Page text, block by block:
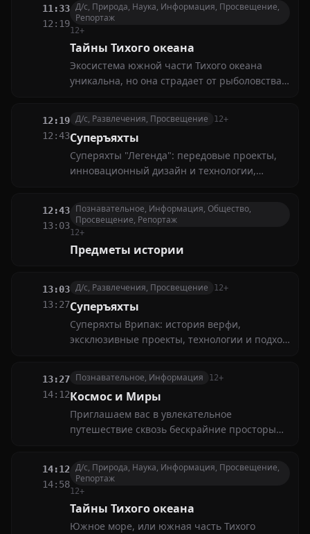
Тысячелетнем царстве
11:33
12:19
Д/с, Природа, Наука, Информация, Просвещение,
Репортаж
12+
Тайны Тихого океана
Экосистема южной части Тихого океана
уникальна, но она страдает от рыболовства,
усугубляют. Меры по сохранению, такие как
заповедники и восстановление рифов, могут
помочь
12:19
12:43
Д/с, Развлечения, Просвещение 12+
Суперъяхты
Суперяхты "Легенда": передовые проекты,
инновационный дизайн и технологии,
12:43
13:03
Познавательное, Информация, Общество,
Просвещение, Репортаж
12+
Предметы истории
13:03
13:27
Д/с, Развлечения, Просвещение 12+
Суперъяхты
Суперяхты Врипак: история верфи,
эксклюзивные проекты, технологии и подход
13:27
14:12
Познавательное, Информация 12+
Космос и Миры
Приглашаем вас в увлекательное
путешествие сквозь бескрайние просторы
мечтателей с древних времён
14:12
14:58
Д/с, Природа, Наука, Информация, Просвещение,
Репортаж
12+
Тайны Тихого океана
Южное море, или южная часть Тихого